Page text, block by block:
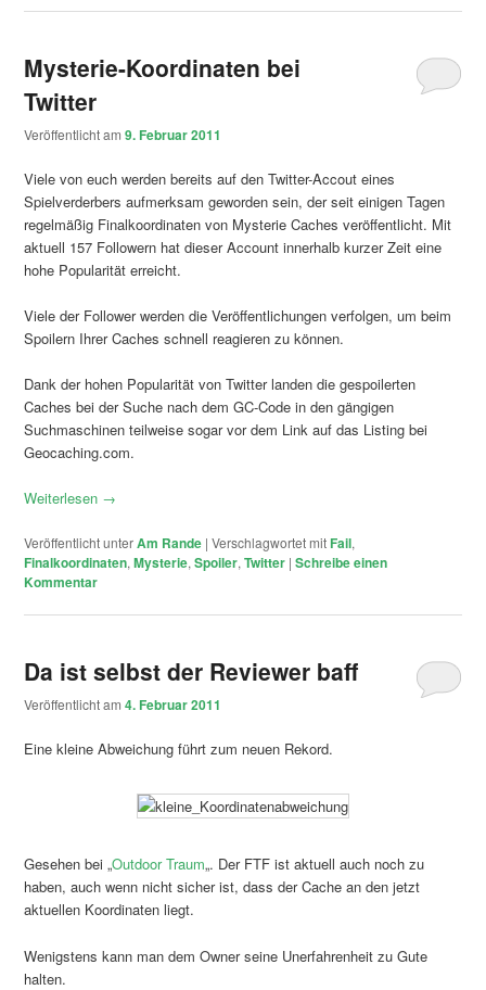
Mysterie-Koordinaten bei
Twitter
Veröffentlicht am9. Februar 2011
Viele von euch werden bereits auf den Twitter-Accout eines
Spielverderbers aufmerksam geworden sein, der seit einigen Tagen
regelmäßig Finalkoordinaten von Mysterie Caches veröffentlicht. Mit
aktuell 157 Followern hat dieser Account innerhalb kurzer Zeit eine
hohe Popularität erreicht.
Viele der Follower werden die Veröffentlichungen verfolgen, um beim
Spoilern Ihrer Caches schnell reagieren zu können.
Dank der hohen Popularität von Twitter landen die gespoilerten
Caches bei der Suche nach dem GC-Code in den gängigen
Suchmaschinen teilweise sogar vor dem Link auf das Listing bei
Geocaching.com.
Weiterlesen →
Veröffentlicht unterAm Rande |Verschlagwortet mitFail,
Finalkoordinaten,Mysterie,Spoiler,Twitter |Schreibe einen
Kommentar
Da ist selbst der Reviewer baff
Veröffentlicht am4. Februar 2011
Eine kleine Abweichung führt zum neuen Rekord.
Gesehen bei „Outdoor Traum„. Der FTF ist aktuell auch noch zu
haben, auch wenn nicht sicher ist, dass der Cache an den jetzt
aktuellen Koordinaten liegt.
Wenigstens kann man dem Owner seine Unerfahrenheit zu Gute
halten.